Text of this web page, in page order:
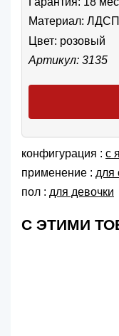
Материал:
Цвет: розовый
Артикул: 3135
конфигурация : с
применение : для
пол : для девочки
С ЭТИМИ